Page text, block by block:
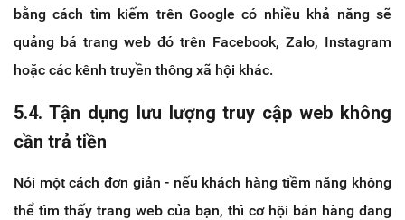
bằng cách tìm kiếm trên Google có nhiều khả năng sẽ
quảng bá trang web đó trên Facebook, Zalo, Instagram
hoặc các kênh truyền thông xã hội khác.
5.4. Tận dụng lưu lượng truy cập web không
cần trả tiền
Nói một cách đơn giản - nếu khách hàng tiềm năng không
thể tìm thấy trang web của bạn, thì cơ hội bán hàng đang